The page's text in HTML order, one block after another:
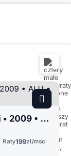
Seat Ibiza IV 1.9 • TDI • 5 drzwi • 2009 • ALU • CLIMATRONIC • z Niemiec
Raty199zł/msc